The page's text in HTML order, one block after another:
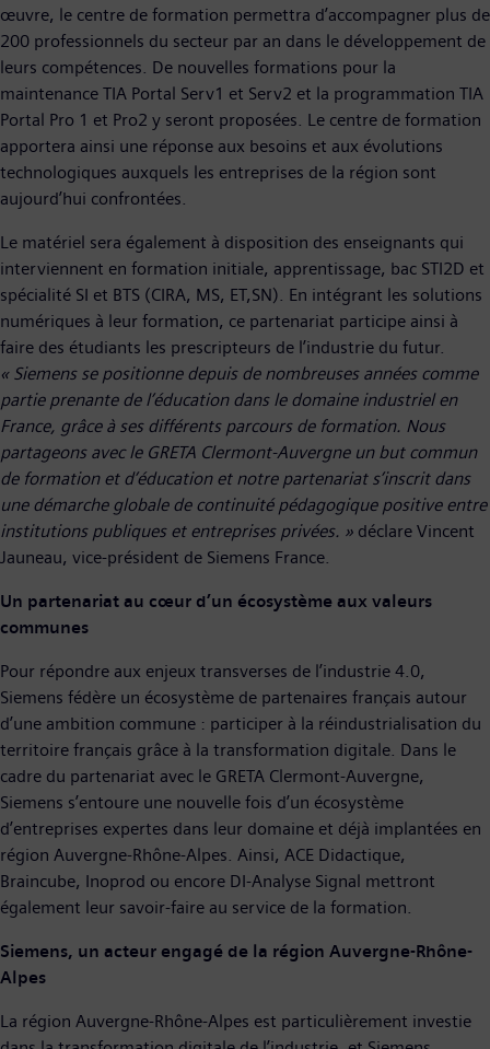
œuvre, le centre de formation permettra d’accompagner plus de
200 professionnels du secteur par an dans le développement de
leurs compétences. De nouvelles formations pour la
maintenance TIA Portal Serv1 et Serv2 et la programmation TIA
Portal Pro 1 et Pro2 y seront proposées. Le centre de formation
apportera ainsi une réponse aux besoins et aux évolutions
technologiques auxquels les entreprises de la région sont
aujourd’hui confrontées.
Le matériel sera également à disposition des enseignants qui
interviennent en formation initiale, apprentissage, bac STI2D et
spécialité SI et BTS (CIRA, MS, ET,SN). En intégrant les solutions
numériques à leur formation, ce partenariat participe ainsi à
faire des étudiants les prescripteurs de l’industrie du futur.
« Siemens se positionne depuis de nombreuses années comme
partie prenante de l’éducation dans le domaine industriel en
France, grâce à ses différents parcours de formation. Nous
partageons avec le GRETA Clermont-Auvergne un but commun
de formation et d’éducation et notre partenariat s’inscrit dans
une démarche globale de continuité pédagogique positive entre
institutions publiques et entreprises privées. » déclare Vincent
Jauneau, vice-président de Siemens France.
Un partenariat au cœur d’un écosystème aux valeurs
communes
Pour répondre aux enjeux transverses de l’industrie 4.0,
Siemens fédère un écosystème de partenaires français autour
d’une ambition commune : participer à la réindustrialisation du
territoire français grâce à la transformation digitale. Dans le
cadre du partenariat avec le GRETA Clermont-Auvergne,
Siemens s’entoure une nouvelle fois d’un écosystème
d’entreprises expertes dans leur domaine et déjà implantées en
région Auvergne-Rhône-Alpes. Ainsi, ACE Didactique,
Braincube, Inoprod ou encore DI-Analyse Signal mettront
également leur savoir-faire au service de la formation.
Siemens, un acteur engagé de la région Auvergne-Rhône-
Alpes
La région Auvergne-Rhône-Alpes est particulièrement investie